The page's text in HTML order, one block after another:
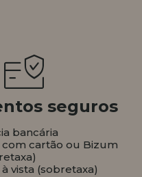
seguros
bancária
com cartão ou Bizum
vista (sobretaxa)